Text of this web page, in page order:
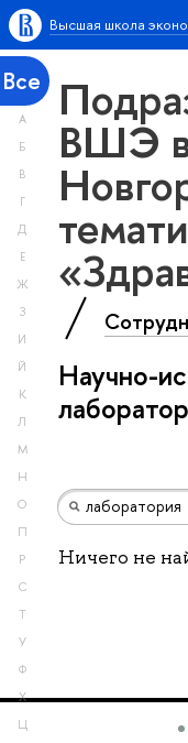
Высшая школа
Все
А
Б
В
Г
Д
Е
Ж
З
И
Й
К
Л
М
Н
О
П
Р
С
Т
У
Ф
Х
Ц
ВШЭ
Научно-
Ничего не